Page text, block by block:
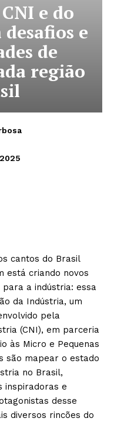
e do
e
de
região
cantos do Brasil
está criando novos
a indústria: essa
da Indústria, um
pela
(CNI), em parceria
às Micro e Pequenas
são mapear o estado
no Brasil,
inspiradoras e
desse
diversos rincões do